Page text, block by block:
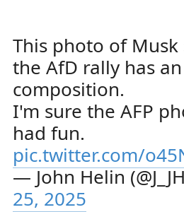
This photo of
the AfD rally has
composition.
I'm sure the AFP
had fun.
pic.twitter.com/
— John Helin
25, 2025